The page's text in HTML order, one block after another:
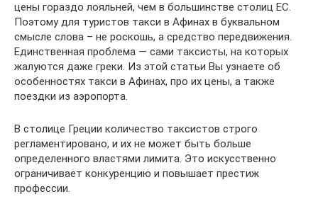
цены гораздо лояльней, чем в большинстве столиц ЕС.
Поэтому для туристов такси в Афинах в буквальном
смысле слова – не роскошь, а средство передвижения.
Единственная проблема — сами таксисты, на которых
жалуются даже греки. Из этой статьи Вы узнаете об
особенностях такси в Афинах, про их цены, а также
поездки из аэропорта.
В столице Греции количество таксистов строго
регламентировано, и их не может быть больше
определенного властями лимита. Это искусственно
ограничивает конкуренцию и повышает престиж
профессии.